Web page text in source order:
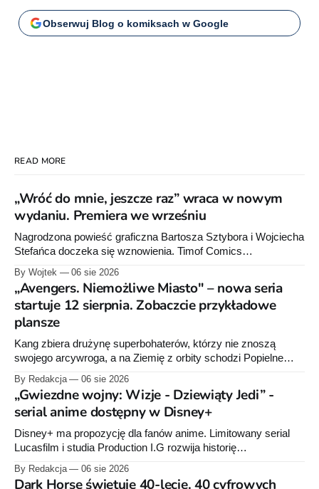
Obserwuj Blog o komiksach w Google
READ MORE
„Wróć do mnie, jeszcze raz” wraca w nowym
wydaniu. Premiera we wrześniu
Nagrodzona powieść graficzna Bartosza Sztybora i Wojciecha
Stefańca doczeka się wznowienia. Timof Comics
przygotowuje nową edycję albumu „Wróć do mnie, jeszcze
raz”, którego pierwsze wydanie ukazało się w 2015 roku.
By Wojtek 06 sie 2026
„Avengers. Niemożliwe Miasto" – nowa seria
startuje 12 sierpnia. Zobaczcie przykładowe
plansze
Kang zbiera drużynę superbohaterów, którzy nie znoszą
swojego arcywroga, a na Ziemię z orbity schodzi Popielne
Przymierze z królem Arturem na czele. Pierwszy tom nowej
serii Avengers autorstwa Jeda MacKaya trafia do sklepów 12
sierpnia. Rzućcie okiem na przykładowe plansze.
By Redakcja 06 sie 2026
„Gwiezdne wojny: Wizje - Dziewiąty Jedi” -
serial anime dostępny w Disney+
Disney+ ma propozycję dla fanów anime. Limitowany serial
Lucasfilm i studia Production I.G rozwija historię
zapoczątkowaną w krótkometrażówkach „Dziewiąty Jedi”
oraz „Dziewiąty Jedi: Dziecko nadziei" z serii „Gwiezdne
By Redakcja 06 sie 2026
Dark Horse świętuje 40-lecie. 40 cyfrowych